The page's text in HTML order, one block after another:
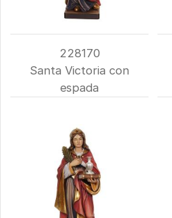
228170
Santa Victoria con
espada